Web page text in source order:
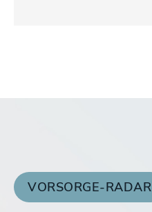
VORSORGE-RADAR